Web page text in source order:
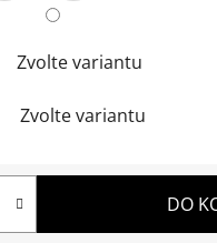
Zvolte variantu
Zvolte variantu
DO